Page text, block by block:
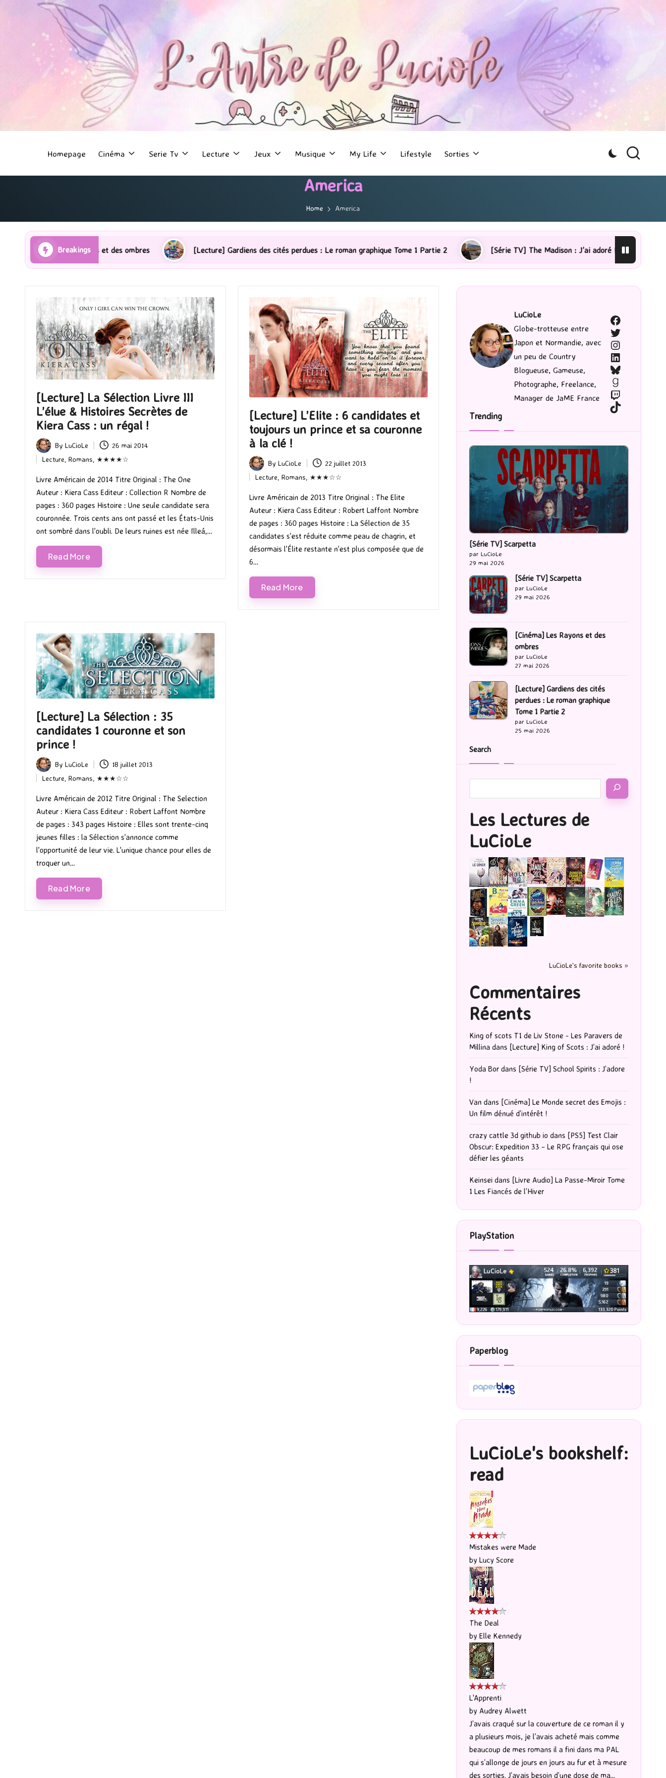
Homepage Cinéma Serie Tv Lecture Jeux Musique My Life Lifestyle Sorties
America
Home America
Breakings
Rayons et des ombres [Lecture] Gardiens des cités perdues : Le roman graphique Tome 1 Partie 2 [Série TV] The Madison : J’ai adoré ! [Lecture] La femme
[Lecture] La Sélection Livre III
L’élue & Histoires Secrètes de
Kiera Cass : un régal !
Posted
by
By LuCioLe 26 mai 2014
Posted
in
Lecture Romans ★★★★☆
Livre Américain de 2014 Titre Original : The One
Auteur : Kiera Cass Editeur : Collection R Nombre de
pages : 360 pages Histoire : Une seule candidate sera
couronnée. Trois cents ans ont passé et les États-Unis
ont sombré dans l'oubli. De leurs ruines est née Illeá,…
Read More
[Lecture] L’Elite : 6 candidates et
toujours un prince et sa couronne
à la clé !
Posted
by
By LuCioLe 22 juillet 2013
Posted
in
Lecture Romans ★★★☆☆
Livre Américain de 2013 Titre Original : The Elite
Auteur : Kiera Cass Editeur : Robert Laffont Nombre
de pages : 360 pages Histoire : La Sélection de 35
candidates s'est réduite comme peau de chagrin, et
désormais l'Élite restante n'est plus composée que de
6…
Read More
[Lecture] La Sélection : 35
candidates 1 couronne et son
prince !
Posted
by
By LuCioLe 18 juillet 2013
Posted
in
Lecture Romans ★★★☆☆
Livre Américain de 2012 Titre Original : The Selection
Auteur : Kiera Cass Editeur : Robert Laffont Nombre
de pages : 343 pages Histoire : Elles sont trente-cinq
jeunes filles : la Sélection s'annonce comme
l'opportunité de leur vie. L'unique chance pour elles de
troquer un…
Read More
LuCioLe
Globe-trotteuse entre
Japon et Normandie, avec
un peu de Country
Blogueuse, Gameuse,
Photographe, Freelance,
Manager de JaME France
Facebook
Twitter
Instagram
LinkedIn
Bluesky
Goodreads
Twitch
TikTok
Trending
[Série TV] Scarpetta
par LuCioLe
29 mai 2026
[Série TV] Scarpetta
par LuCioLe
29 mai 2026
[Cinéma] Les Rayons et des
ombres
par LuCioLe
27 mai 2026
[Lecture] Gardiens des cités
perdues : Le roman graphique
Tome 1 Partie 2
par LuCioLe
25 mai 2026
Search
Les Lectures de
LuCioLe
LuCioLe's favorite books »
Commentaires
Récents
King of scots T1 de Liv Stone - Les Paravers de
Millinadans [Lecture] King of Scots : J’ai adoré !
Yoda Bordans [Série TV] School Spirits : J’adore
!
Van dans [Cinéma] Le Monde secret des Emojis :
Un film dénué d’intérêt !
crazy cattle 3d github io dans [PS5] Test Clair
Obscur: Expedition 33 – Le RPG français qui ose
défier les géants
Keinseidans [Livre Audio] La Passe-Miroir Tome
1 Les Fiancés de l’Hiver
PlayStation
Paperblog
LuCioLe's bookshelf:
read
Mistakes were Made
by Lucy Score
The Deal
by Elle Kennedy
L'Apprenti
by Audrey Alwett
J’avais craqué sur la couverture de ce roman il y
a plusieurs mois, je l’avais acheté mais comme
beaucoup de mes romans il a fini dans ma PAL
qui s’allonge de jours en jours au fur et à mesure
des sorties. J’avais besoin d’une dose de ma...